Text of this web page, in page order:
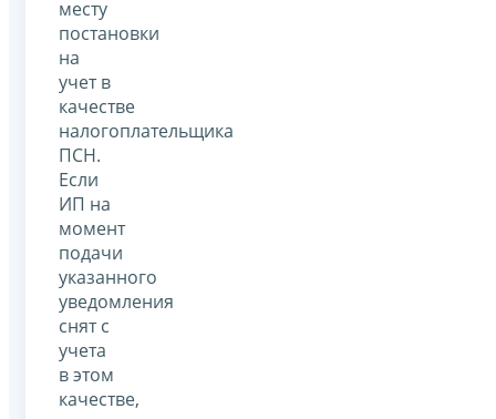
месту
постановки
на
учет в
качестве
налогоплательщика
ПСН.
Если
ИП на
момент
подачи
указанного
уведомления
снят с
учета
в этом
качестве,